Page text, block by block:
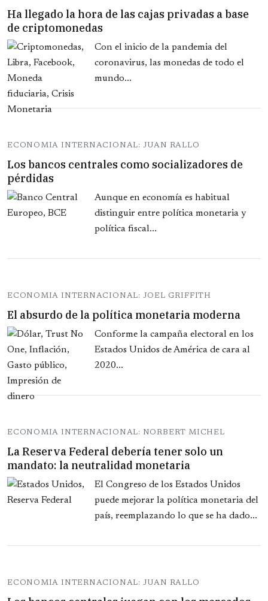
Ha llegado la hora de las cajas privadas a base
de criptomonedas
Con el inicio de la pandemia del
coronavirus, las monedas de todo el
mundo...
ECONOMIA INTERNACIONAL: JUAN RALLO
Los bancos centrales como socializadores de
pérdidas
Aunque en economía es habitual
distinguir entre política monetaria y
política fiscal...
ECONOMIA INTERNACIONAL: JOEL GRIFFITH
El absurdo de la política monetaria moderna
Conforme la campaña electoral en los
Estados Unidos de América de cara al
2020...
ECONOMIA INTERNACIONAL: NORBERT MICHEL
La Reserva Federal debería tener solo un
mandato: la neutralidad monetaria
El Congreso de los Estados Unidos
puede mejorar la política monetaria del
país, reemplazando lo que se ha dado...
ECONOMIA INTERNACIONAL: JUAN RALLO